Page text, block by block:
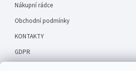
Nákupní rádce
Obchodní podmínky
KONTAKTY
GDPR